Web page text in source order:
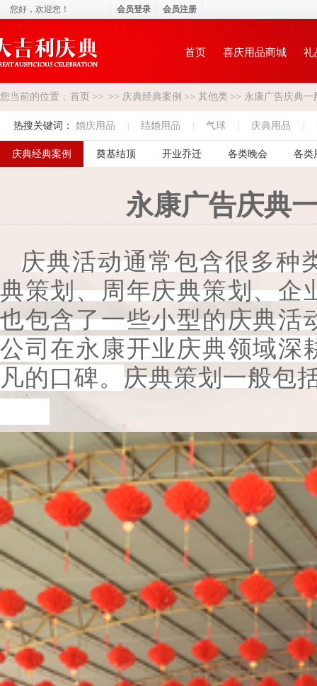
首页 喜庆用品商城 礼
您当前的位置 : 首页 >> >> 庆典经典案例 >> 其他类 >> 永康广告庆典一
热搜关键词： 婚庆用品 结婚用品 气球 庆典用品
庆典经典案例 奠基结顶 开业乔迁 各类晚会 各类
永康广告庆典
庆典活动通常包含很多种
典策划、周年庆典策划、企
也包含了一些小型的庆典活
公司在永康开业庆典领域深
凡的口碑。 庆典策划一般包
您好， 欢迎您！ 会员登录 会员注册